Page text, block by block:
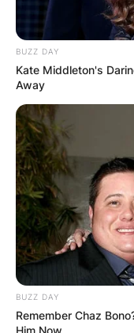
BUZZ DAY
Kate Middleton's
Away
BUZZ DAY
Remember Chaz
Him Now